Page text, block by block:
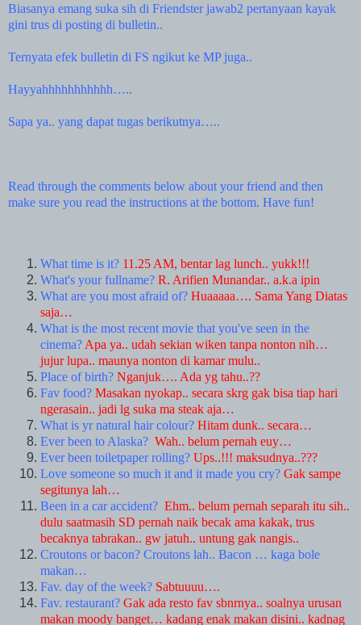
Biasanya emang suka sih di Friendster jawab2 pertanyaan kayak
gini trus di posting di bulletin..
Ternyata efek bulletin di FS ngikut ke MP juga..
Hayyahhhhhhhhhhh…..
Sapa ya.. yang dapat tugas berikutnya…..
Read through the comments below about your friend and then
make sure you read the instructions at the bottom. Have fun!
What time is it? 11.25 AM, bentar lag lunch.. yukk!!!
What's your fullname? R. Arifien Munandar.. a.k.a ipin
What are you most afraid of? Huaaaaa…. Sama Yang Diatas
saja…
What is the most recent movie that you've seen in the
cinema? Apa ya.. udah sekian wiken tanpa nonton nih…
jujur lupa.. maunya nonton di kamar mulu..
Place of birth? Nganjuk…. Ada yg tahu..??
Fav food? Masakan nyokap.. secara skrg gak bisa tiap hari
ngerasain.. jadi lg suka ma steak aja…
What is yr natural hair colour? Hitam dunk.. secara…
Ever been to Alaska? Wah.. belum pernah euy…
Ever been toiletpaper rolling? Ups..!!! maksudnya..???
Love someone so much it and it made you cry? Gak sampe
segitunya lah…
Been in a car accident? Ehm.. belum pernah separah itu sih..
dulu saatmasih SD pernah naik becak ama kakak, trus
becaknya tabrakan.. gw jatuh.. untung gak nangis..
Croutons or bacon? Croutons lah.. Bacon … kaga bole
makan…
Fav. day of the week? Sabtuuuu….
Fav. restaurant? Gak ada resto fav sbnrnya.. soalnya urusan
makan moody banget… kadang enak makan disini.. kadnag